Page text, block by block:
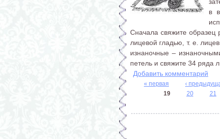
в
Сначала свяжите
лицевой гладью, т. е.
изнаночные –
петель и свяжите 34 ряда
Добавить комментарий
« первая
‹
19
20 21